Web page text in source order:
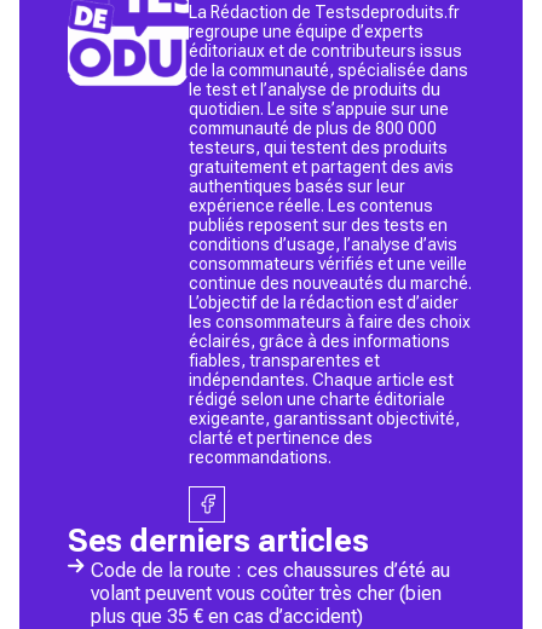
La Rédaction de Testsdeproduits.fr
regroupe une équipe d’experts
éditoriaux et de contributeurs issus
de la communauté, spécialisée dans
le test et l’analyse de produits du
quotidien. Le site s’appuie sur une
communauté de plus de 800 000
testeurs, qui testent des produits
gratuitement et partagent des avis
authentiques basés sur leur
expérience réelle. Les contenus
publiés reposent sur des tests en
conditions d’usage, l’analyse d’avis
consommateurs vérifiés et une veille
continue des nouveautés du marché.
L’objectif de la rédaction est d’aider
les consommateurs à faire des choix
éclairés, grâce à des informations
fiables, transparentes et
indépendantes. Chaque article est
rédigé selon une charte éditoriale
exigeante, garantissant objectivité,
clarté et pertinence des
recommandations.
Ses derniers articles
Code de la route : ces chaussures d’été au
volant peuvent vous coûter très cher (bien
plus que 35 € en cas d’accident)